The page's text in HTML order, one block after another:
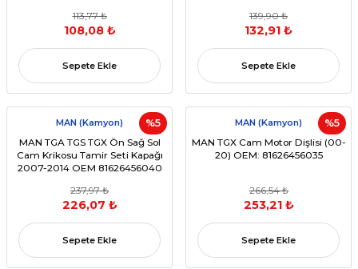
113,77 ₺
108,08 ₺
Sepete Ekle
139,90 ₺
132,91 ₺
Sepete Ekle
%5
MAN (Kamyon)
MAN TGA TGS TGX Ön Sağ Sol
Cam Krikosu Tamir Seti Kapağı
2007-2014 OEM 81626456040
237,97 ₺
226,07 ₺
Sepete Ekle
%5
MAN (Kamyon)
MAN TGX Cam Motor Dişlisi (00-
20) OEM: 81626456035
266,54 ₺
253,21 ₺
Sepete Ekle